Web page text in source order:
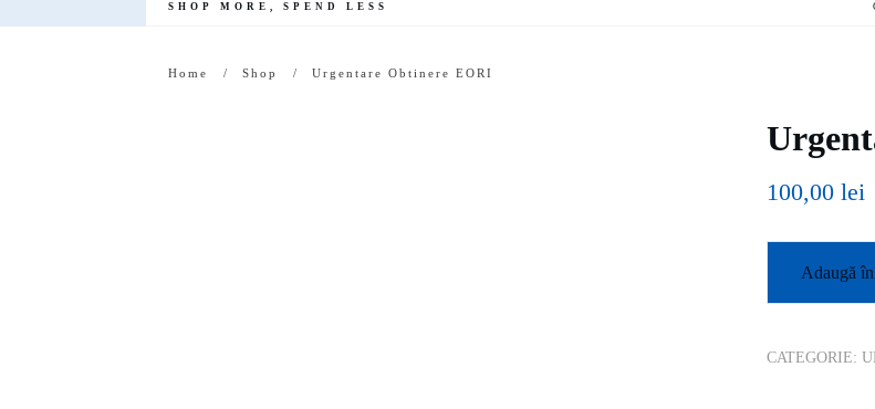
SHOP MORE, SPEND LESS
Home / Shop / Urgentare Obtinere EORI
100,00 lei
Adaugă
CATEGORIE: